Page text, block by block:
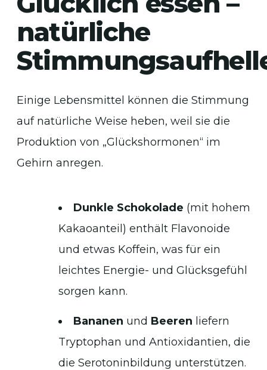
natürliche
Einige Lebensmittel können die Stimmung
auf natürliche Weise heben, weil sie die
Produktion von „Glückshormonen“ im
Gehirn anregen.
Dunkle Schokolade (mit hohem
Kakaoanteil) enthält Flavonoide
und etwas Koffein, was für ein
leichtes Energie- und Glücksgefühl
sorgen kann.
Bananen und Beeren liefern
Tryptophan und Antioxidantien, die
die Serotoninbildung unterstützen.